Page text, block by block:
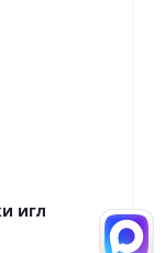
игл